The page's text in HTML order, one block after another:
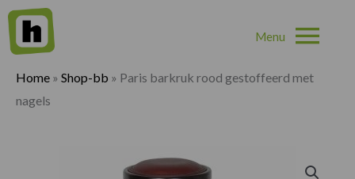
Home » Shop-bb » Paris barkruk rood gestoffeerd met
nagels